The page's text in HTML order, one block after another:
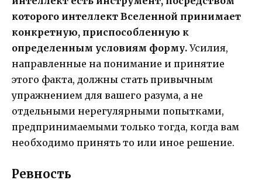
которого интеллект Вселенной принимает
конкретную, приспособленную к
определенным условиям форму. Усилия,
направленные на понимание и принятие
этого факта, должны стать привычным
упражнением для вашего разума, а не
отдельными нерегулярными попытками,
предпринимаемыми только тогда, когда вам
необходимо принять то или иное решение.
Ревность